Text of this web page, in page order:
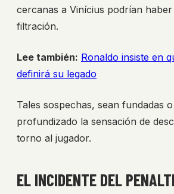
cercanas a Vinícius podrían
filtración.
Lee también: Ronaldo insiste en
definirá su legado
Tales sospechas, sean fundadas
profundizado la sensación de
torno al jugador.
EL INCIDENTE DEL PENALTI